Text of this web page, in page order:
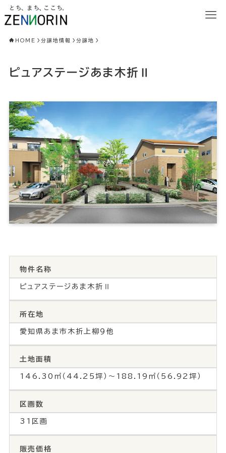
HOME 分譲地情報 分譲地
ピュアステージあま木折Ⅱ
物件名称
ピュアステージあま木折Ⅱ
所在地
愛知県あま市木折上柳９他
土地面積
146.30㎡（44.25坪）～188.19㎡（56.92坪）
区画数
31区画
販売価格